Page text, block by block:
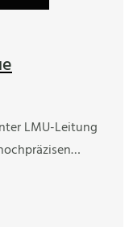
LMU-Leitung